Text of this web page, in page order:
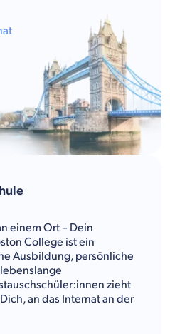
einem Ort – Dein
College ist ein
Ausbildung, persönliche
zieht
an das Internat an der